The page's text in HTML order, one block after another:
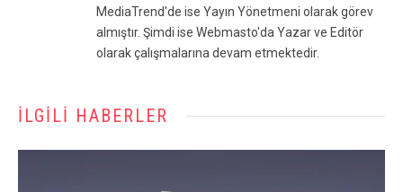
MediaTrend'de ise Yayın Yönetmeni olarak görev
almıştır. Şimdi ise Webmasto'da Yazar ve Editör
olarak çalışmalarına devam etmektedir.
İLGILI HABERLER